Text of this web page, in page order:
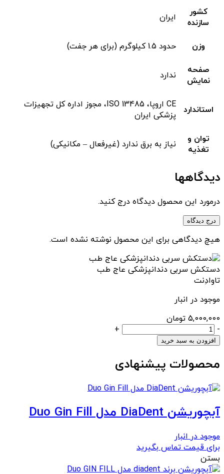
کشور
سازنده
ایران
وزن حدود 1.5 کیلوگرم (برای هر جفت)
صفحه
نمایش
ندارد
استاندارد
CE اروپا، ISO 13485، مجوز اداره کل تجهیزات
پزشکی ایران
توان و
تغذیه
نیاز به برق ندارد (غیرفعال – مکانیکی)
دیدگاهها
درمورد این محصول دیدگاه درج کنید.
درج دیدگاه
هیچ دیدگاهی برای این محصول نوشته نشده است.
دستکش سربی دندانپزشکی عاج طب
تاوادِنت
موجود در انبار
5,000,000 تومان
دستکش
سربی
عاج
عدد
-
+
افزودن به سبد خرید
محصولات پیشنهادی
آبچوریشن DiaDent مدل Duo Gin Fill
موجود در انبار
برای قیمت تماس بگیرید
بستن